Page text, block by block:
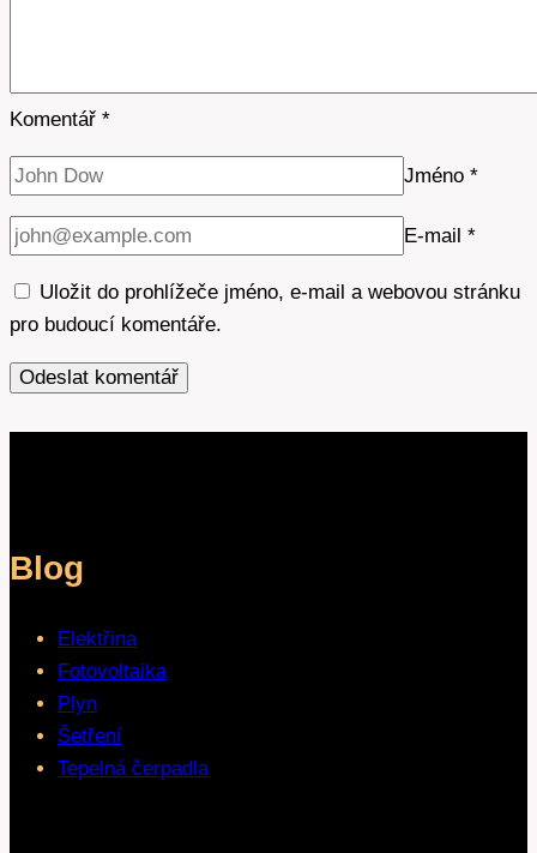
Komentář *
Jméno *
E-mail *
Uložit do prohlížeče jméno, e-mail a webovou stránku
pro budoucí komentáře.
Blog
Elektřina
Fotovoltaika
Plyn
Šetření
Tepelná čerpadla